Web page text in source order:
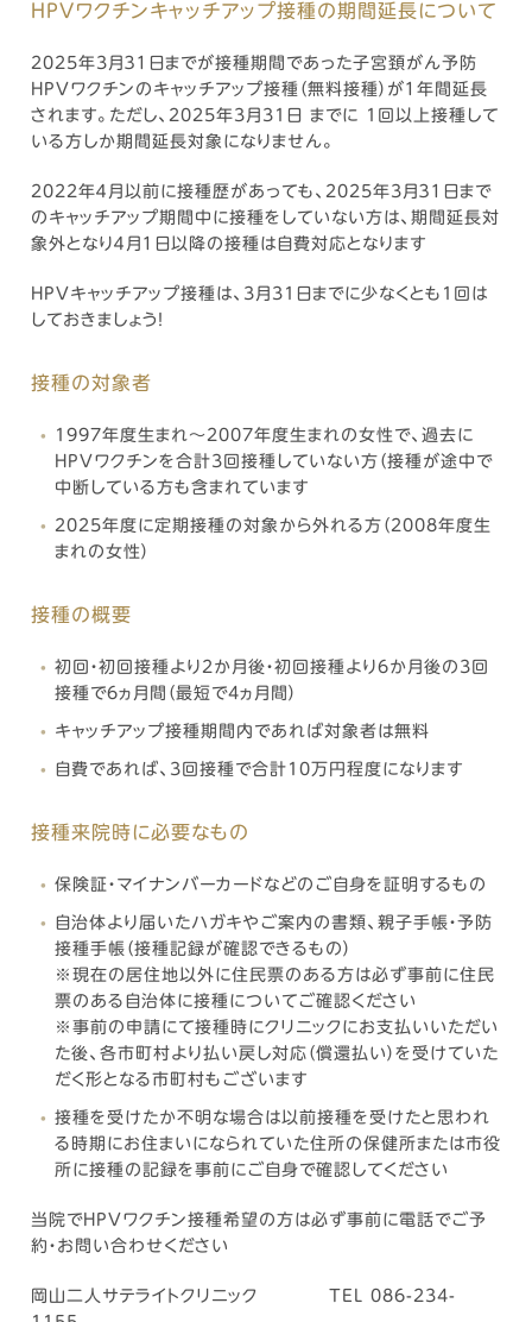
HPVワクチンキャッチアップ接種の期間延長について
2025年3月３１日までが接種期間であった子宮頚がん予防
HPVワクチンのキャッチアップ接種（無料接種）が１年間延長
されます。ただし、2025年3月31日 までに 1回以上接種して
いる方しか期間延長対象になりません。
2022年４月以前に接種歴があっても、2025年3月３１日まで
のキャッチアップ期間中に接種をしていない方は、期間延長対
象外となり４月１日以降の接種は自費対応となります
HPVキャッチアップ接種は、3月31日までに少なくとも1回は
しておきましょう！
接種の対象者
1997年度生まれ～2007年度生まれの女性で、過去に
HPVワクチンを合計3回接種していない方（接種が途中で
中断している方も含まれています
2025年度に定期接種の対象から外れる方（2008年度生
まれの女性）
接種の概要
初回・初回接種より2か月後・初回接種より6か月後の3回
接種で6ヵ月間（最短で4ヵ月間）
キャッチアップ接種期間内であれば対象者は無料
自費であれば、3回接種で合計10万円程度になります
接種来院時に必要なもの
保険証・マイナンバーカードなどのご自身を証明するもの
自治体より届いたハガキやご案内の書類、親子手帳・予防
接種手帳（接種記録が確認できるもの）
※現在の居住地以外に住民票のある方は必ず事前に住民
票のある自治体に接種についてご確認ください
※事前の申請にて接種時にクリニックにお支払いいただい
た後、各市町村より払い戻し対応（償還払い）を受けていた
だく形となる市町村もございます
接種を受けたか不明な場合は以前接種を受けたと思われ
る時期にお住まいになられていた住所の保健所または市役
所に接種の記録を事前にご自身で確認してください
当院でHPVワクチン接種希望の方は必ず事前に電話でご予
約・お問い合わせください
岡山二人サテライトクリニック TEL 086-234-